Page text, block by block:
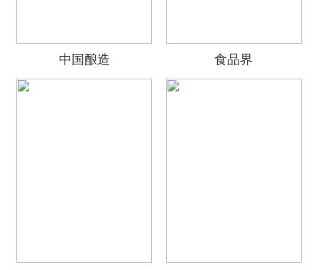
中国酿造 食品界